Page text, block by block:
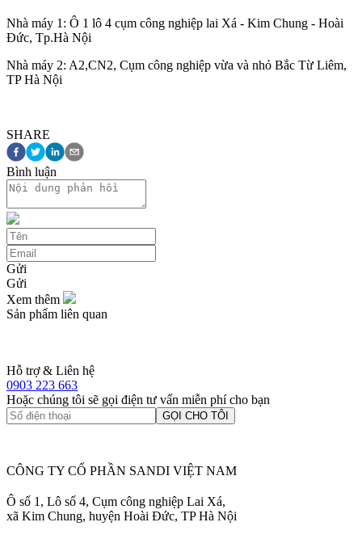
Nhà máy 1: Ô 1 lô 4 cụm công nghiệp lai Xá - Kim Chung - Hoài
Đức, Tp.Hà Nội
Nhà máy 2: A2,CN2, Cụm công nghiệp vừa và nhỏ Bắc Từ Liêm,
TP Hà Nội
SHARE
Bình luận
Gửi
Gửi
Xem thêm
Sản phẩm liên quan
Hỗ trợ & Liên hệ
0903 223 663
Hoặc chúng tôi sẽ gọi điện tư vấn miễn phí cho bạn
GỌI CHO TÔI
CÔNG TY CỔ PHẦN SANDI VIỆT NAM
Ô số 1, Lô số 4, Cụm công nghiệp Lai Xá,
xã Kim Chung, huyện Hoài Đức, TP Hà Nội